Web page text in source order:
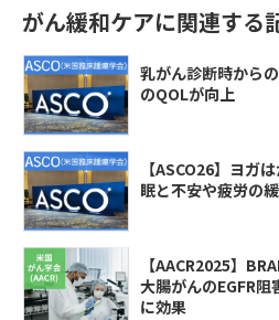
がん緩和ケアに関連する
乳がん診断時から
のQOLが向上
【ASCO26】ヨガ
眠と不安や疲労の
【AACR2025】
大腸がんのEGFR
に効果